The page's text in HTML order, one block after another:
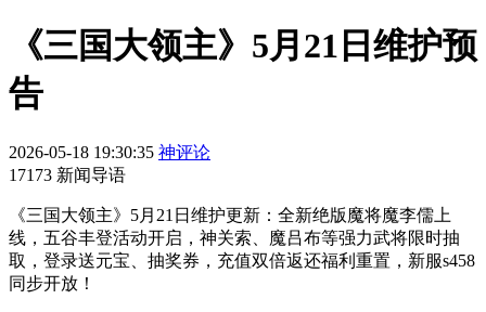
《三国大领主》5月21日维护预
告
2026-05-18 19:30:35 神评论
17173 新闻导语
《三国大领主》5月21日维护更新：全新绝版魔将魔李儒上
线，五谷丰登活动开启，神关索、魔吕布等强力武将限时抽
取，登录送元宝、抽奖券，充值双倍返还福利重置，新服s458
同步开放！